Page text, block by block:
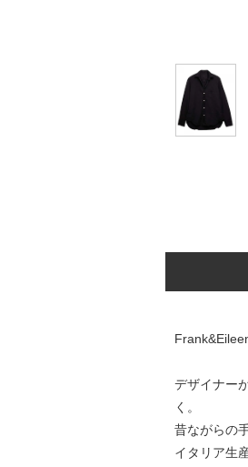
デザイナー
く。
昔ながらの
イタリア生